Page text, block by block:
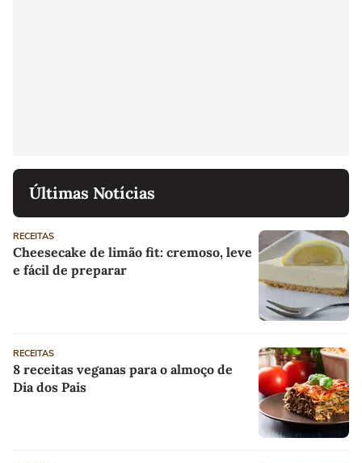
Últimas Notícias
RECEITAS
Cheesecake de limão fit: cremoso, leve
e fácil de preparar
RECEITAS
8 receitas veganas para o almoço de
Dia dos Pais